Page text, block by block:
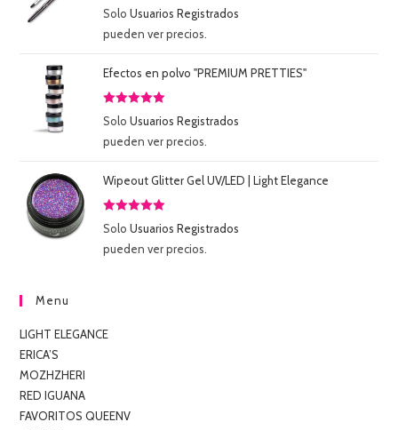
Valorado
5
SoloUsuarios Registrados
pueden ver precios.
Efectos en polvo "PREMIUM PRETTIES"
Valorado
5
SoloUsuarios Registrados
pueden ver precios.
Wipeout Glitter Gel UV/LED | Light Elegance
Valorado
5
SoloUsuarios Registrados
pueden ver precios.
Menu
LIGHT ELEGANCE
ERICA’S
MOZHZHERI
RED IGUANA
FAVORITOS QUEENV